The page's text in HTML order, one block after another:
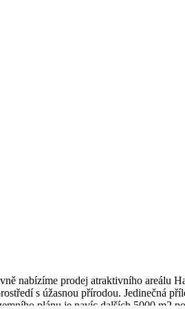
nabízíme prodej atraktivního areálu
s úžasnou přírodou. Jedinečná
plánu je navíc dalších 5000 m2